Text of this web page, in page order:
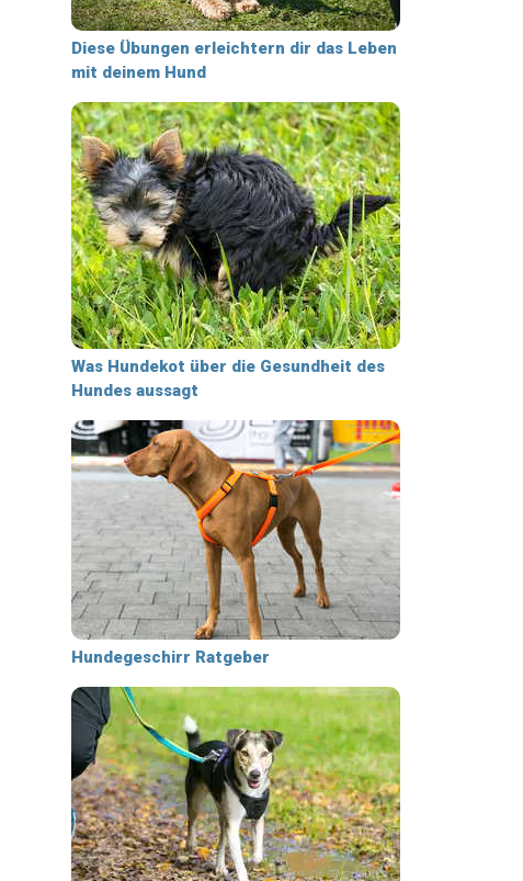
Diese Übungen erleichtern dir das Leben
mit deinem Hund
Was Hundekot über die Gesundheit des
Hundes aussagt
Hundegeschirr Ratgeber